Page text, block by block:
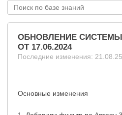
ОБНОВЛЕНИЕ СИСТЕМЫ
ОТ 17.06.2024
Последние изменения:
Основные изменения